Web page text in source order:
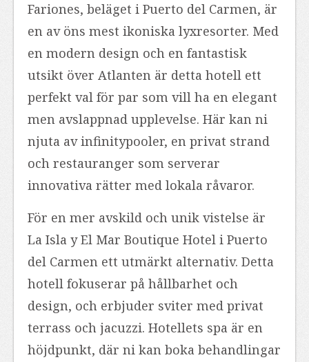
Fariones, beläget i Puerto del Carmen, är
en av öns mest ikoniska lyxresorter. Med
en modern design och en fantastisk
utsikt över Atlanten är detta hotell ett
perfekt val för par som vill ha en elegant
men avslappnad upplevelse. Här kan ni
njuta av infinitypooler, en privat strand
och restauranger som serverar
innovativa rätter med lokala råvaror.
För en mer avskild och unik vistelse är
La Isla y El Mar Boutique Hotel i Puerto
del Carmen ett utmärkt alternativ. Detta
hotell fokuserar på hållbarhet och
design, och erbjuder sviter med privat
terrass och jacuzzi. Hotellets spa är en
höjdpunkt, där ni kan boka behandlingar